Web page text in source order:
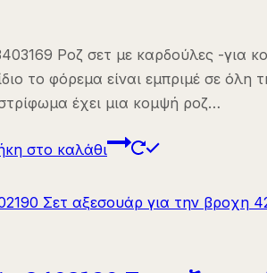
Ροζ σετ με καρδούλες -για
το φόρεμα είναι εμπριμέ σε
έχει μια κομψή ροζ…
στο καλάθι